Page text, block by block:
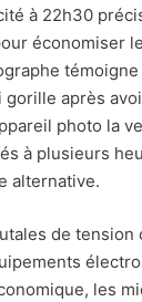
à 22h30
économiser
gorille après
photo la
à plusieurs
alternative.
de
les